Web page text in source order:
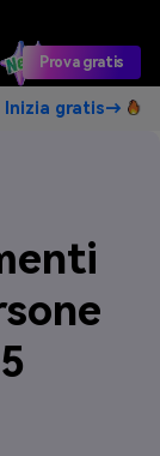
Prova gratis
Inizia gratis→